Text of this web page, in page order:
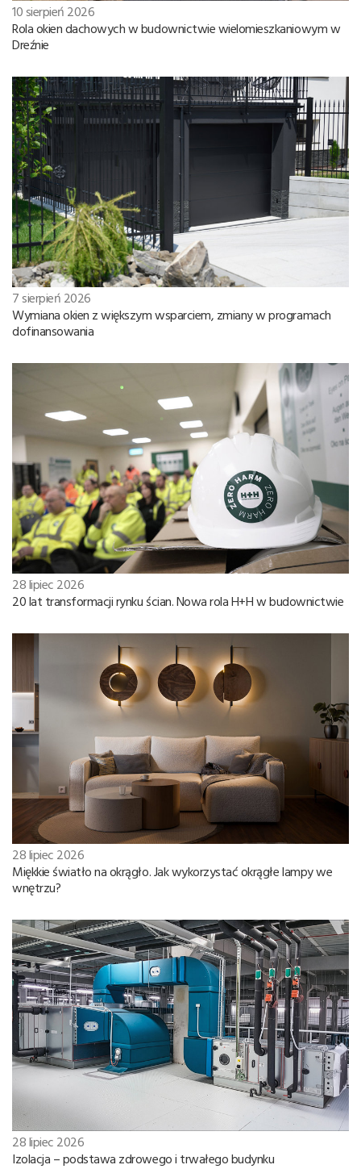
10 sierpień 2026
Rola okien dachowych w budownictwie wielomieszkaniowym w
Dreźnie
7 sierpień 2026
Wymiana okien z większym wsparciem, zmiany w programach
dofinansowania
28 lipiec 2026
20 lat transformacji rynku ścian. Nowa rola H+H w budownictwie
28 lipiec 2026
Miękkie światło na okrągło. Jak wykorzystać okrągłe lampy we
wnętrzu?
28 lipiec 2026
Izolacja – podstawa zdrowego i trwałego budynku